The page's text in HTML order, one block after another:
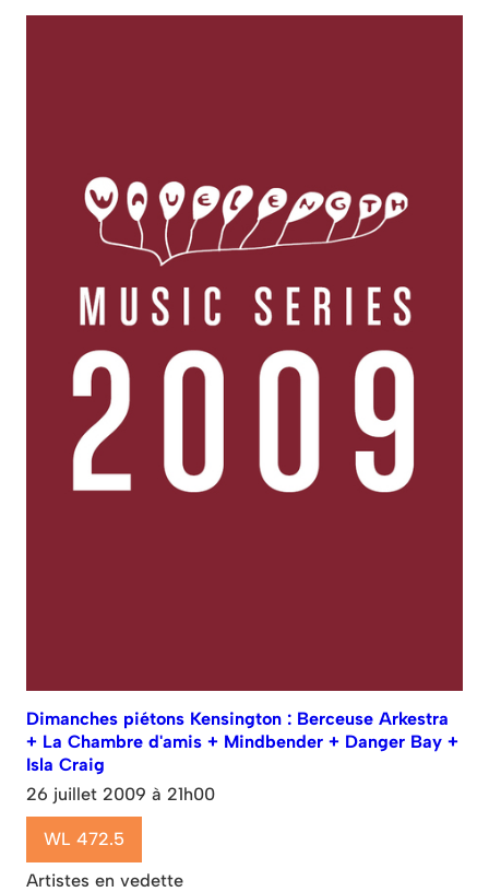
Dimanches piétons Kensington : Berceuse Arkestra
+ La Chambre d'amis + Mindbender + Danger Bay +
Isla Craig
26 juillet 2009 à 21h00
WL 472.5
Artistes en vedette